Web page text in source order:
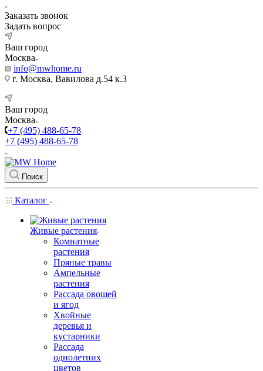
Заказать звонок
Задать вопрос
Ваш город
Москва
info@mwhome.ru
г. Москва, Вавилова д.54 к.3
Ваш город
Москва
+7 (495) 488-65-78
+7 (495) 488-65-78
Поиск
Каталог
Живые растения
Комнатные
растения
Пряные травы
Ампельные
растения
Рассада овощей
и ягод
Хвойные
деревья и
кустарники
Рассада
однолетних
цветов